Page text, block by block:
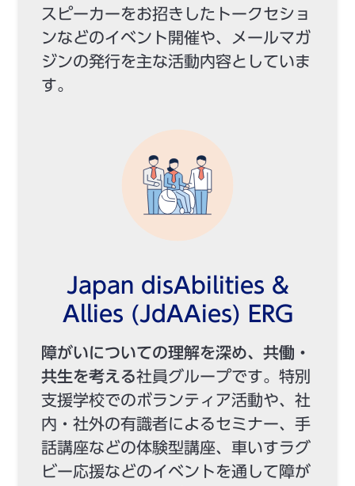
スピーカーをお招きしたトークセショ
ンなどのイベント開催や、メールマガ
ジンの発行を主な活動内容としていま
す。
Japan disAbilities &
Allies (JdAAies) ERG
障がいについての理解を深め、共働・
共生を考える社員グループです。特別
支援学校でのボランティア活動や、社
内・社外の有識者によるセミナー、手
話講座などの体験型講座、車いすラグ
ビー応援などのイベントを通して障が